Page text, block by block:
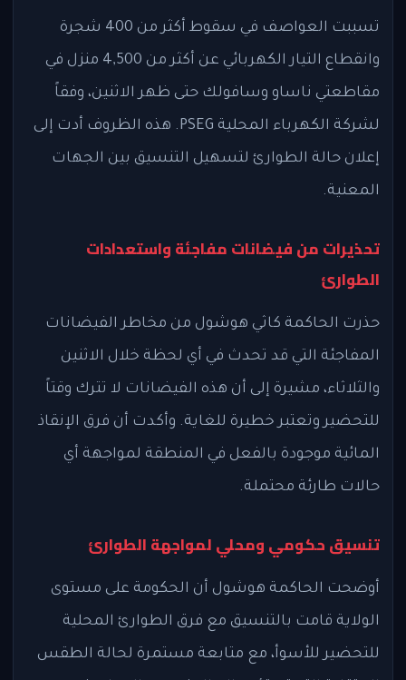
تسببت العواصف في سقوط أكثر من 400 شجرة
وانقطاع التيار الكهربائي عن أكثر من 4,500 منزل في
مقاطعتي ناساو وسافولك حتى ظهر الاثنين، وفقاً
لشركة الكهرباء المحلية PSEG. هذه الظروف أدت إلى
إعلان حالة الطوارئ لتسهيل التنسيق بين الجهات
المعنية.
تحذيرات من فيضانات مفاجئة واستعدادات
الطوارئ
حذرت الحاكمة كاثي هوشول من مخاطر الفيضانات
المفاجئة التي قد تحدث في أي لحظة خلال الاثنين
والثلاثاء، مشيرة إلى أن هذه الفيضانات لا تترك وقتاً
للتحضير وتعتبر خطيرة للغاية. وأكدت أن فرق الإنقاذ
المائية موجودة بالفعل في المنطقة لمواجهة أي
حالات طارئة محتملة.
تنسيق حكومي ومحلي لمواجهة الطوارئ
أوضحت الحاكمة هوشول أن الحكومة على مستوى
الولاية قامت بالتنسيق مع فرق الطوارئ المحلية
للتحضير للأسوأ، مع متابعة مستمرة لحالة الطقس